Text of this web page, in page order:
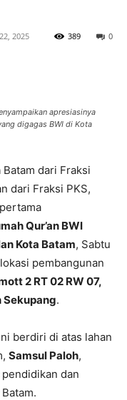
2025 0
389
apresiasinya
digagas BWI di Kota
Batam dari Fraksi
dari Fraksi PKS,
Qur’an BWI
Kota Batam, Sabtu
pembangunan
2 RT 02 RW 07,
Sekupang.
berdiri di atas lahan
Samsul Paloh,
dan